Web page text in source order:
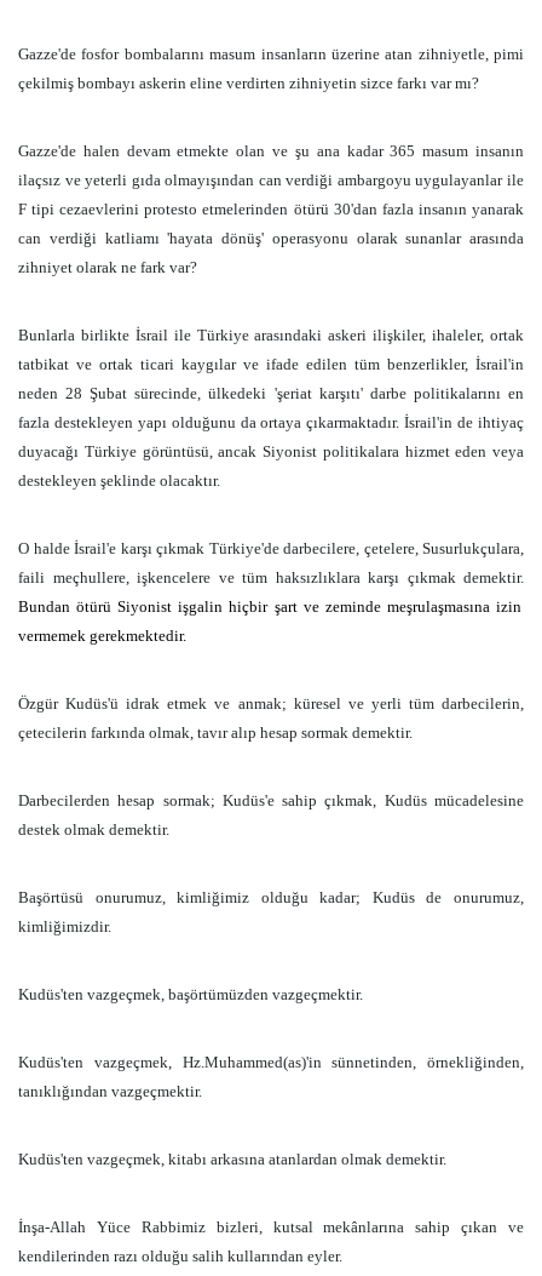
Gazze'de fosfor bombalarını masum insanların üzerine atan zihniyetle, pimi
çekilmiş bombayı askerin eline verdirten zihniyetin sizce farkı var mı?
Gazze'de halen devam etmekte olan ve şu ana kadar 365 masum insanın
ilaçsız ve yeterli gıda olmayışından can verdiği ambargoyu uygulayanlar ile
F tipi cezaevlerini protesto etmelerinden ötürü 30'dan fazla insanın yanarak
can verdiği katliamı 'hayata dönüş' operasyonu olarak sunanlar arasında
zihniyet olarak ne fark var?
Bunlarla birlikte İsrail ile Türkiye arasındaki askeri ilişkiler, ihaleler, ortak
tatbikat ve ortak ticari kaygılar ve ifade edilen tüm benzerlikler, İsrail'in
neden 28 Şubat sürecinde, ülkedeki 'şeriat karşıtı' darbe politikalarını en
fazla destekleyen yapı olduğunu da ortaya çıkarmaktadır. İsrail'in de ihtiyaç
duyacağı Türkiye görüntüsü, ancak Siyonist politikalara hizmet eden veya
destekleyen şeklinde olacaktır.
O halde İsrail'e karşı çıkmak Türkiye'de darbecilere, çetelere, Susurlukçulara,
faili meçhullere, işkencelere ve tüm haksızlıklara karşı çıkmak demektir.
Bundan ötürü Siyonist işgalin hiçbir şart ve zeminde meşrulaşmasına izin
vermemek gerekmektedir.
Özgür Kudüs'ü idrak etmek ve anmak; küresel ve yerli tüm darbecilerin,
çetecilerin farkında olmak, tavır alıp hesap sormak demektir.
Darbecilerden hesap sormak; Kudüs'e sahip çıkmak, Kudüs mücadelesine
destek olmak demektir.
Başörtüsü onurumuz, kimliğimiz olduğu kadar; Kudüs de onurumuz,
kimliğimizdir.
Kudüs'ten vazgeçmek, başörtümüzden vazgeçmektir.
Kudüs'ten vazgeçmek, Hz.Muhammed(as)'in sünnetinden, örnekliğinden,
tanıklığından vazgeçmektir.
Kudüs'ten vazgeçmek, kitabı arkasına atanlardan olmak demektir.
İnşa-Allah Yüce Rabbimiz bizleri, kutsal mekânlarına sahip çıkan ve
kendilerinden razı olduğu salih kullarından eyler.